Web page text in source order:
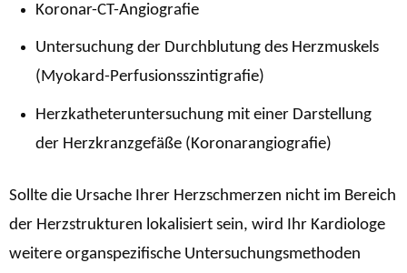
Koronar-CT-Angiografie
Untersuchung der Durchblutung des Herzmuskels
(Myokard-Perfusionsszintigrafie)
Herzkatheteruntersuchung mit einer Darstellung
der Herzkranzgefäße (Koronarangiografie)
Sollte die Ursache Ihrer Herzschmerzen nicht im Bereich
der Herzstrukturen lokalisiert sein, wird Ihr Kardiologe
weitere organspezifische Untersuchungsmethoden